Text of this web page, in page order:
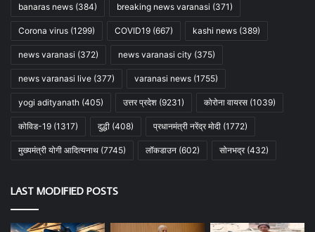
banaras news (384) breaking news varanasi (371)
Corona virus (1299) COVID19 (667) kashi news (389)
news varanasi (372) news varanasi city (375)
news varanasi live (377) varanasi news (1755)
yogi adityanath (405) उत्तर प्रदेश (9231) कोरोना वायरस (1039)
कोविड-19 (1317) दुद्धी (408) प्रधानमंत्री नरेंद्र मोदी (1772)
मुख्यमंत्री योगी आदित्यनाथ (7745) लॉकडाउन (602) सोनभद्र(432)
LAST MODIFIED POSTS